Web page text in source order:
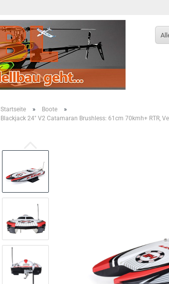
Startseite » Boote »
Blackjack 24" V2 Catamaran Brushless: 61cm 70kmh+ RTR,